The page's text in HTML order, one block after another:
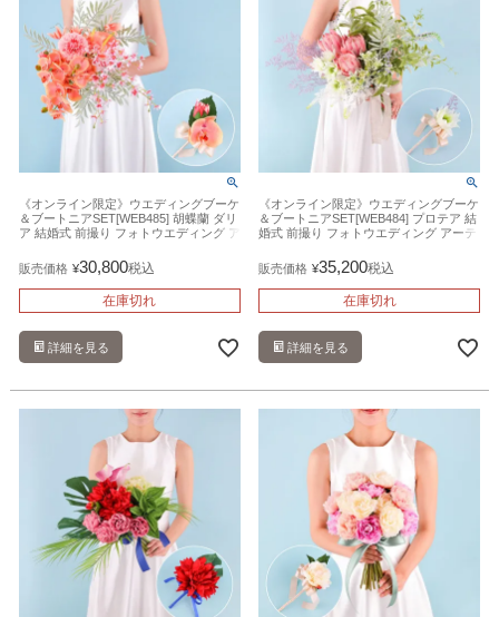
《オンライン限定》ウエディングブーケ
＆ブートニアSET[WEB485] 胡蝶蘭 ダリ
ア 結婚式 前撮り フォトウエディング ア
販売価格 ¥30,800税込
在庫切れ
詳細を見る
《オンライン限定》ウエディングブーケ
＆ブートニアSET[WEB484] プロテア 結
婚式 前撮り フォトウエディング アーテ
販売価格 ¥35,200税込
在庫切れ
詳細を見る